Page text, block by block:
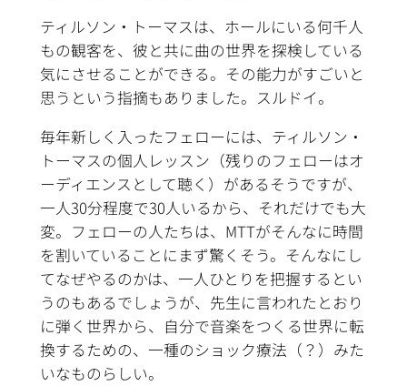
ティルソン・トーマスは、ホールにいる何千人
もの観客を、彼と共に曲の世界を探検している
気にさせることができる。その能力がすごいと
思うという指摘もありました。スルドイ。
毎年新しく入ったフェローには、ティルソン・
トーマスの個人レッスン（残りのフェローはオ
ーディエンスとして聴く）があるそうですが、
一人30分程度で30人いるから、それだけでも大
変。フェローの人たちは、MTTがそんなに時間
を割いていることにまず驚くそう。そんなにし
てなぜやるのかは、一人ひとりを把握するとい
うのもあるでしょうが、先生に言われたとおり
に弾く世界から、自分で音楽をつくる世界に転
換するための、一種のショック療法（？）みた
いなものらしい。